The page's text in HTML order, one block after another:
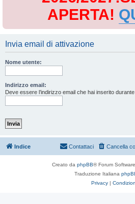
APERTA!
Invia email di attivazione
Nome utente:
Indirizzo email:
Deve essere l’indirizzo email che hai inserito
Indice Cancella
Contattaci
Creato da phpBB® Forum
Traduzione Italiana
Privacy |